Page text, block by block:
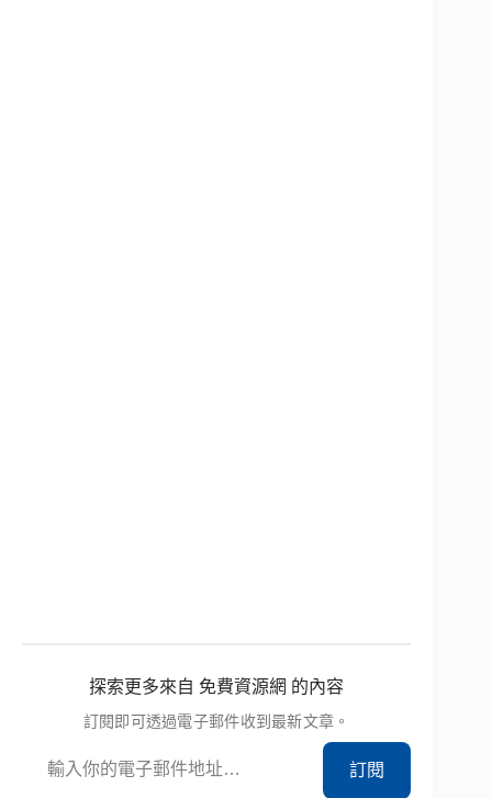
探索更多來自 免費資源網 的內容
訂閱即可透過電子郵件收到最新文章。
訂閱